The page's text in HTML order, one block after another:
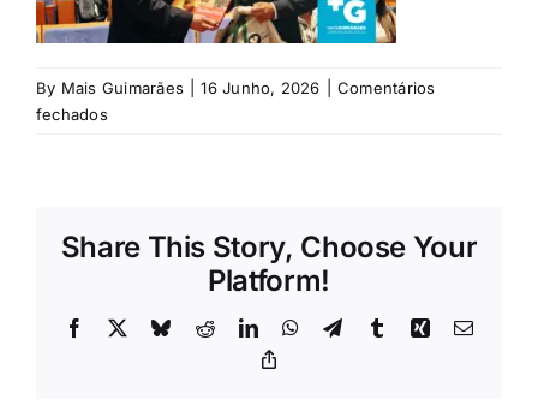
Rubricas
Jornal
By Mais Guimarães 16 Junho, 2026
Comentários
fechadosem
Share This Story, Choose Your
Platform!
Facebook BlueskyRedditLinkedInWhatsApp
TelegramTumblrXing Email